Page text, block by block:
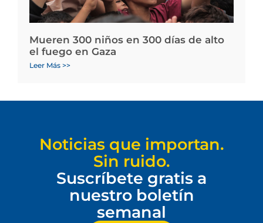
Mueren 300 niños en 300 días de alto
el fuego en Gaza
Leer Más >>
Noticias que importan.
Sin ruido.
Suscríbete gratis a
nuestro boletín
semanal